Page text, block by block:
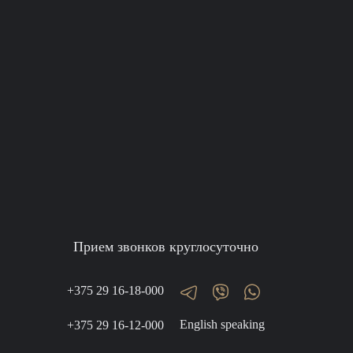
Прием звонков круглосуточно
+375 29 16-18-000
+375 29 16-12-000 English speaking